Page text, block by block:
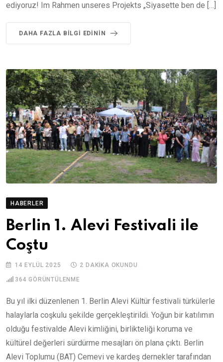
ediyoruz! Im Rahmen unseres Projekts „Siyasette ben de […]
DAHA FAZLA BILGI EDININ
HABERLER
Berlin 1. Alevi Festivali ile
Coştu
14 EYLÜL 2025 2 DAKIKA OKUNDU
364 GÖRÜNTÜLENME
Bu yıl ilki düzenlenen 1. Berlin Alevi Kültür festivali türkülerle
halaylarla coşkulu şekilde gerçekleştirildi. Yoğun bir katılımın
olduğu festivalde Alevi kimliğini, birlikteliği koruma ve
kültürel değerleri sürdürme mesajları ön plana çıktı. Berlin
Alevi Toplumu (BAT) Cemevi ve kardeş dernekler tarafından